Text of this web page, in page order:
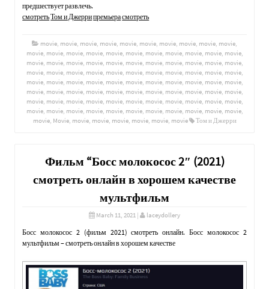
предшествует развлечь.
смотретьТом и Джеррипремьерасмотреть
movie, movie, movie, movie, movie, movie, movie, movie, movie, movie,
movie, movie, movie, movie, movie, movie, movie, movie, movie, movie, movie,
movie, movie, movie, movie, movie, movie, movie, movie, movie, movie, movie,
movie, movie, movie, movie, movie, movie, movie, movie, movie, movie, movie,
movie, movie, movie, movie, movie, movie, movie, movie, movie, movie, movie,
movie, movie, movie, movie, movie, movie, movie, movie, movie, movie, movie,
movie, movie, movie, movie, movie, movie, movie, movie, movie, movie, movie,
movie, movie, movie, movie, movie, movie, movie, movie, movie, movie, movie,
movie, Movie, movie, movie, movie, movie, movie, movie Том и Джерри
Фильм “Босс молокосос 2″ (2021)
смотреть онлайн в хорошем качестве
мультфильм
March 11, 2021 | laceydollery
Босс молокосос 2 (фильм 2021) смотреть онлайн. Босс молокосос 2
мультфильм – смотреть онлайн в хорошем качестве